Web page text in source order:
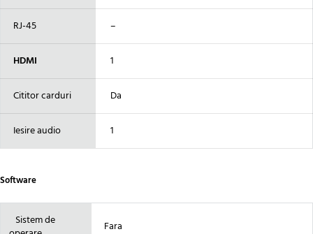
RJ-45 –
HDMI 1
Cititor carduri Da
Iesire audio 1
Software
Sistem de
Fara